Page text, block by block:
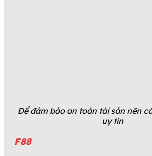
Để đảm bảo an toàn tài sản nên
uy tín
F88